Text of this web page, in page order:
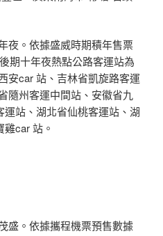
。依據盛威時期積年售票
期十年夜熱點公路客運站為
安car 站、吉林省凱旋路客運
隨州客運中間站、安徽省九
站、湖北省仙桃客運站、湖
car 站。
。依據攜程機票預售數據